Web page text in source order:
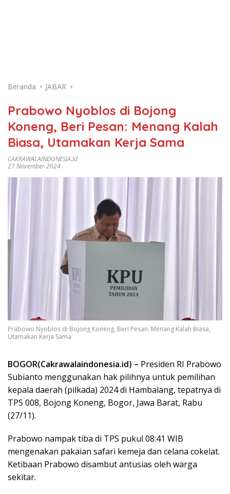
Beranda JABAR
Prabowo Nyoblos di Bojong
Koneng, Beri Pesan: Menang Kalah
Biasa, Utamakan Kerja Sama
CAKRAWALAINDONESIA.id
27 November 2024
Prabowo Nyoblos di Bojong Koneng, Beri Pesan: Menang Kalah Biasa,
Utamakan Kerja Sama
BOGOR(Cakrawalaindonesia.id) – Presiden RI Prabowo
Subianto menggunakan hak pilihnya untuk pemilihan
kepala daerah (pilkada) 2024 di Hambalang, tepatnya di
TPS 008, Bojong Koneng, Bogor, Jawa Barat, Rabu
(27/11).
Prabowo nampak tiba di TPS pukul 08:41 WIB
mengenakan pakaian safari kemeja dan celana cokelat.
Ketibaan Prabowo disambut antusias oleh warga
sekitar.